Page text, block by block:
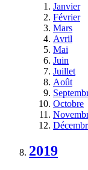
Janvier
Février
Mars
Avril
Mai
Juin
Juillet
Août
Octobre
2019